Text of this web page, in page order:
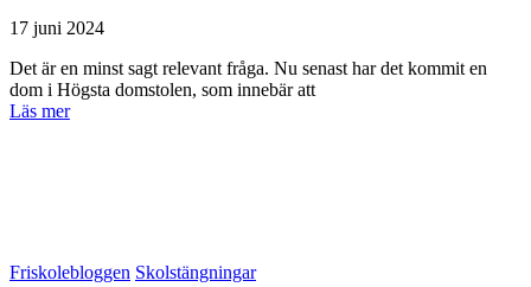
17 juni 2024
Det är en minst sagt relevant fråga. Nu senast har det kommit en
dom i Högsta domstolen, som innebär att
Läs mer
Friskolebloggen Skolstängningar